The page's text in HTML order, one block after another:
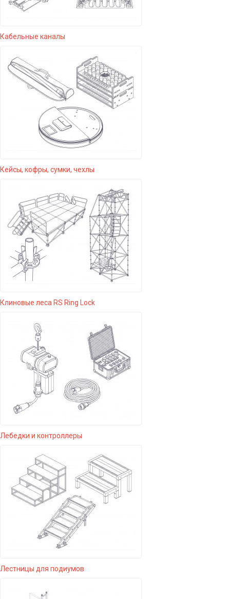
Кабельные каналы
Кейсы, кофры, сумки, чехлы
Клиновые леса RS Ring Lock
Лебедки и контроллеры
Лестницы для подиумов